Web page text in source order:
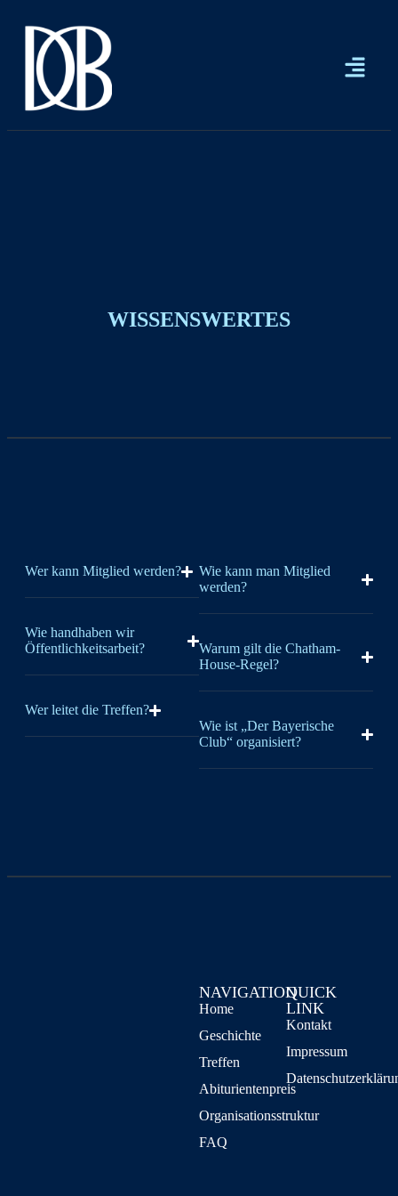
WISSENSWERTES
Wer kann Mitglied werden?
Wie handhaben wir
Öffentlichkeitsarbeit?
Wer leitet die Treffen?
Wie kann man Mitglied
werden?
Warum gilt die Chatham-
House-Regel?
Wie ist „Der Bayerische
Club“ organisiert?
NAVIGATION
Home
Geschichte
Treffen
Abiturientenpreis
Organisationsstruktur
FAQ
QUICK
LINK
Kontakt
Impressum